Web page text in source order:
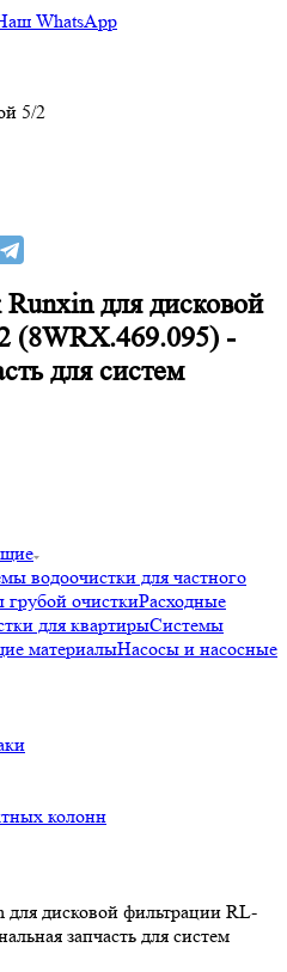
WhatsApp
5/2
для дисковой
(8WRX.469.095) -
для систем
водоочистки для частного
очисткиРасходные
для квартирыСистемы
материалыНасосы и насосные
колонн
дисковой фильтрации RL-
запчасть для систем